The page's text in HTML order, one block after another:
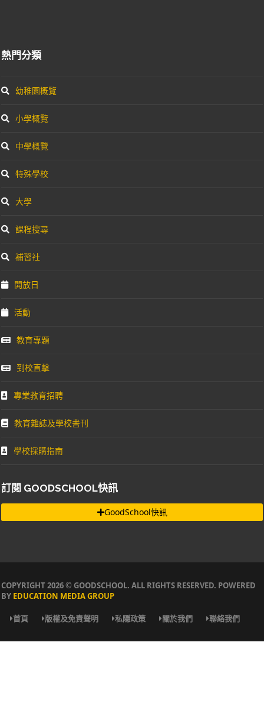
熱門分類
幼稚園概覽
小學概覽
中學概覽
特殊學校
大學
課程搜尋
補習社
開放日
活動
教育專題
到校直擊
專業教育招聘
教育雜誌及學校書刊
學校採購指南
訂閱 GOODSCHOOL快訊
GoodSchool快訊
COPYRIGHT 2026 © GOODSCHOOL. ALL RIGHTS RESERVED. POWERED
BY EDUCATION MEDIA GROUP
首頁 版權及免責聲明 私隱政策 關於我們 聯絡我們